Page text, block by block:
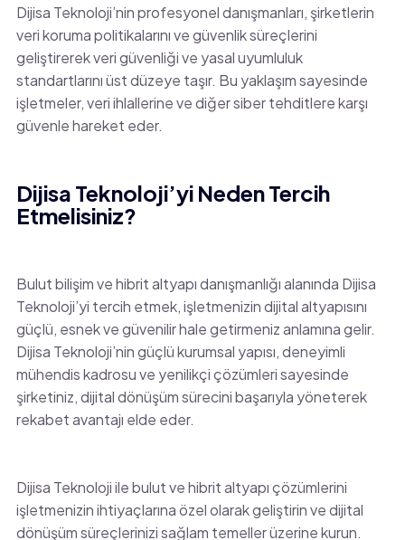
Dijisa Teknoloji’nin profesyonel danışmanları, şirketlerin
veri koruma politikalarını ve güvenlik süreçlerini
geliştirerek veri güvenliği ve yasal uyumluluk
standartlarını üst düzeye taşır. Bu yaklaşım sayesinde
işletmeler, veri ihlallerine ve diğer siber tehditlere karşı
güvenle hareket eder.
Dijisa Teknoloji’yi Neden Tercih
Etmelisiniz?
Bulut bilişim ve hibrit altyapı danışmanlığı alanında Dijisa
Teknoloji’yi tercih etmek, işletmenizin dijital altyapısını
güçlü, esnek ve güvenilir hale getirmeniz anlamına gelir.
Dijisa Teknoloji’nin güçlü kurumsal yapısı, deneyimli
mühendis kadrosu ve yenilikçi çözümleri sayesinde
şirketiniz, dijital dönüşüm sürecini başarıyla yöneterek
rekabet avantajı elde eder.
Dijisa Teknoloji ile bulut ve hibrit altyapı çözümlerini
işletmenizin ihtiyaçlarına özel olarak geliştirin ve dijital
dönüşüm süreçlerinizi sağlam temeller üzerine kurun.